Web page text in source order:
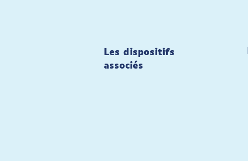
Les dispositifs
associés